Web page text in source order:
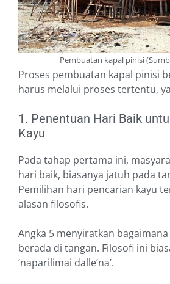
Pembuatan kapal pinisi
Proses pembuatan kapal pinisi
harus melalui proses tertentu,
1. Penentuan Hari Baik
Kayu
Pada tahap pertama ini,
hari baik, biasanya jatuh pada
Pemilihan hari pencarian kayu
alasan filosofis.
Angka 5 menyiratkan
berada di tangan. Filosofi ini
‘naparilimai dalle’na’.